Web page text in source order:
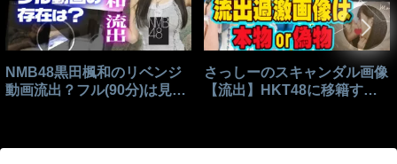
NMB48黒田楓和のリベンジ
動画流出？フル(90分)は見れ
さっしーのスキャンダル画像
【流出】HKT48に移籍する